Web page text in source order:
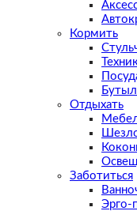
Кормить
Отдыхать
Заботиться
Эрго-